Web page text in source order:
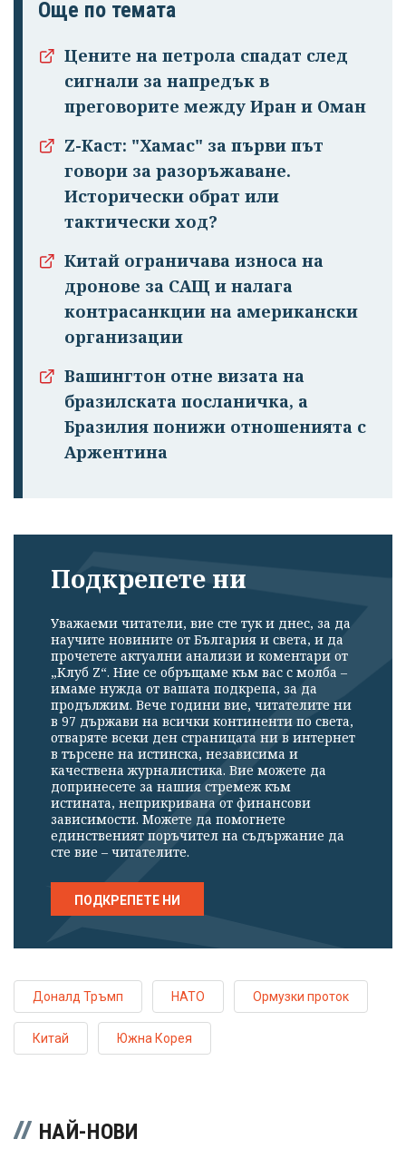
излязохте от
профила си!
Още по темата
Цените на петрола спадат след
сигнали за напредък в
преговорите между Иран и Оман
Z-Каст: "Хамас" за първи път
говори за разоръжаване.
Исторически обрат или
тактически ход?
Китай ограничава износа на
дронове за САЩ и налага
контрасанкции на американски
организации
Вашингтон отне визата на
бразилската посланичка, а
Бразилия понижи отношенията с
Аржентина
Подкрепете ни
Уважаеми читатели, вие сте тук и днес, за да
научите новините от България и света, и да
прочетете актуални анализи и коментари от
„Клуб Z“. Ние се обръщаме към вас с молба –
имаме нужда от вашата подкрепа, за да
продължим. Вече години вие, читателите ни
в 97 държави на всички континенти по света,
отваряте всеки ден страницата ни в интернет
в търсене на истинска, независима и
качествена журналистика. Вие можете да
допринесете за нашия стремеж към
истината, неприкривана от финансови
зависимости. Можете да помогнете
единственият поръчител на съдържание да
сте вие – читателите.
ПОДКРЕПЕТЕ НИ
Доналд Тръмп НАТО Ормузки проток
Китай Южна Корея
НАЙ-НОВИ